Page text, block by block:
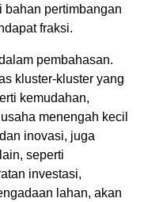
bahan pertimbangan
fraksi.
pembahasan.
kluster-kluster yang
kemudahan,
menengah kecil
inovasi, juga
seperti
investasi,
lahan, akan